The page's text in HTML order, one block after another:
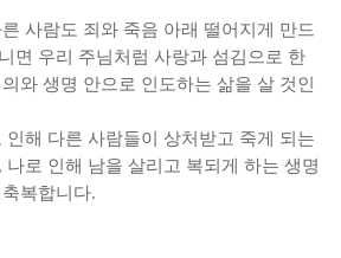
사람도 죄와 죽음 아래 떨어지게 만드
면 우리 주님처럼 사랑과 섬김으로 한
와 생명 안으로 인도하는 삶을 살 것인
인해 다른 사람들이 상처받고 죽게 되는
, 나로 인해 남을 살리고 복되게 하는 생명
복합니다.